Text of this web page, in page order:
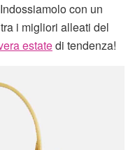
con un
i migliori alleati del
estatedi tendenza!